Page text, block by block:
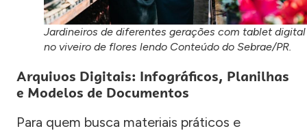
Jardineiros de diferentes gerações com tablet digital
no viveiro de flores lendo Conteúdo do Sebrae/PR.
Arquivos Digitais: Infográficos, Planilhas
e Modelos de Documentos
Para quem busca materiais práticos e